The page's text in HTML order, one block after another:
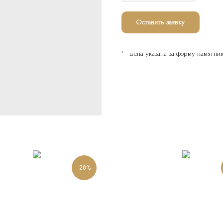
Оставить заявку
*– цена указана за форму
-20%